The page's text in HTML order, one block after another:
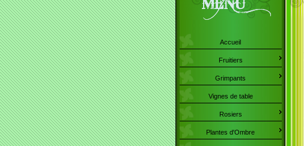
Accueil
Fruitiers
Grimpants
Vignes de table
Rosiers
Plantes d'Ombre